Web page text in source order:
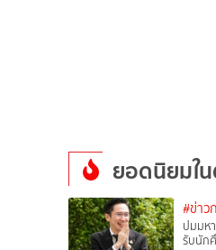
ยอดนิยมใ
#ข่าว
ปมมห
รับนัก